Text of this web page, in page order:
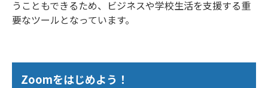
うこともできるため、ビジネスや学校生活を支援する重
要なツールとなっています。
Zoomをはじめよう！